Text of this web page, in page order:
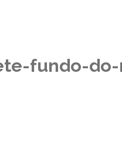
fundo-do-